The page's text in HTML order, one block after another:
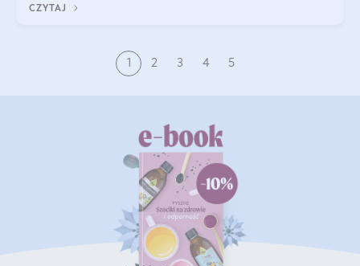
CZYTAJ
1 2 3 4 5